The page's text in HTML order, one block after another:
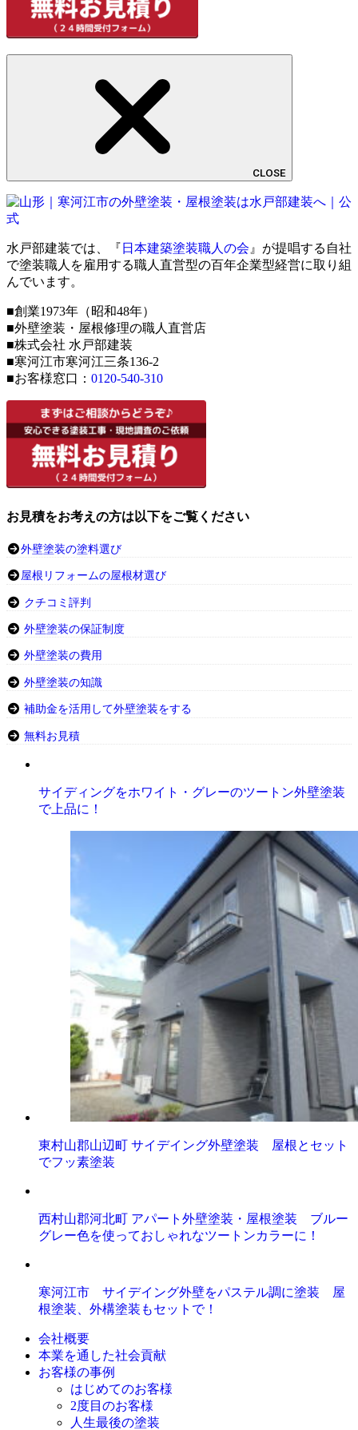
CLOSE
水戸部建装では、『 日本建築塗装職人の会 』が提唱する自社
で塗装職人を雇用する職人直営型の百年企業型経営に取り組
んでいます。
■創業1973年（昭和48年）
■外壁塗装・屋根修理の職人直営店
■株式会社 水戸部建装
■寒河江市寒河江三条136-2
■お客様窓口： 0120-540-310
お見積をお考えの方は以下をご覧ください
外壁塗装の塗料選び
屋根リフォームの屋根材選び
クチコミ評判
外壁塗装の保証制度
外壁塗装の費用
外壁塗装の知識
補助金を活用して外壁塗装をする
無料お見積
サイディングをホワイト・グレーのツートン外壁塗装
で上品に！
東村山郡山辺町 サイデイング外壁塗装 屋根とセット
でフッ素塗装
西村山郡河北町 アパート外壁塗装・屋根塗装 ブルー
グレー色を使っておしゃれなツートンカラーに！
寒河江市 サイデイング外壁をパステル調に塗装 屋
根塗装、外構塗装もセットで！
会社概要
本業を通した社会貢献
お客様の事例
はじめてのお客様
2度目のお客様
人生最後の塗装